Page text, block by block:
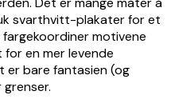
svarthvitt-plakater for et
motivene
en mer levende
er bare fantasien (og